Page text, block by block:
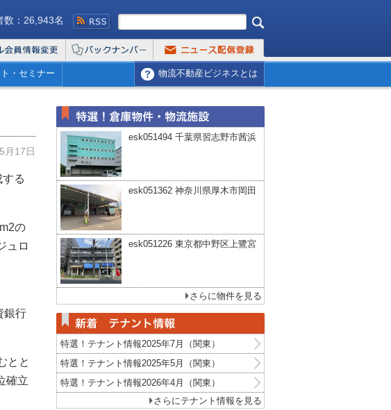
数：26,943名
・セミナー 物流不動産ビジネスとは
月17日
る
の
ュロ
銀行
とと
確立
esk051494 千葉県習志野市茜浜
esk051362 神奈川県厚木市岡田
esk051226 東京都中野区上鷺宮
さらに物件を見る
特選！テナント情報2025年7月（関東）
特選！テナント情報2025年5月（関東）
特選！テナント情報2026年4月（関東）
さらにテナント情報を見る